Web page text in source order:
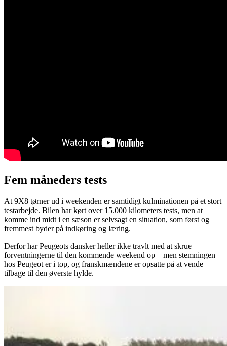
Fem måneders tests
At 9X8 tørner ud i weekenden er samtidigt kulminationen på et stort
testarbejde. Bilen har kørt over 15.000 kilometers tests, men at
komme ind midt i en sæson er selvsagt en situation, som først og
fremmest byder på indkøring og læring.
Derfor har Peugeots dansker heller ikke travlt med at skrue
forventningerne til den kommende weekend op – men stemningen
hos Peugeot er i top, og franskmændene er opsatte på at vende
tilbage til den øverste hylde.